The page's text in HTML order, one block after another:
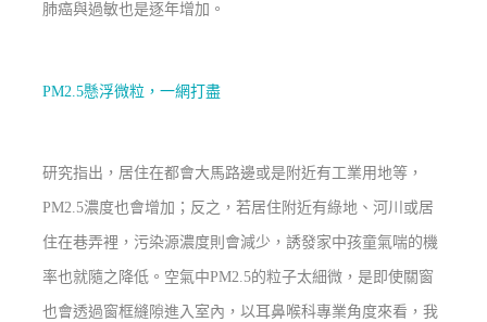
肺癌與過敏也是逐年增加。
PM2.5懸浮微粒，一網打盡
研究指出，居住在都會大馬路邊或是附近有工業用地等，
PM2.5濃度也會增加；反之，若居住附近有綠地、河川或居
住在巷弄裡，污染源濃度則會減少，誘發家中孩童氣喘的機
率也就隨之降低。空氣中PM2.5的粒子太細微，是即使關窗
也會透過窗框縫隙進入室內，以耳鼻喉科專業角度來看，我